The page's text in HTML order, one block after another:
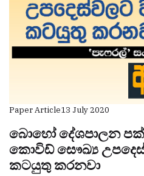
Paper Article13 July 2020
බොහෝ දේශපාලන
කොවිඩ් සෞඛ්‍ය
කටයුතු කරනවා